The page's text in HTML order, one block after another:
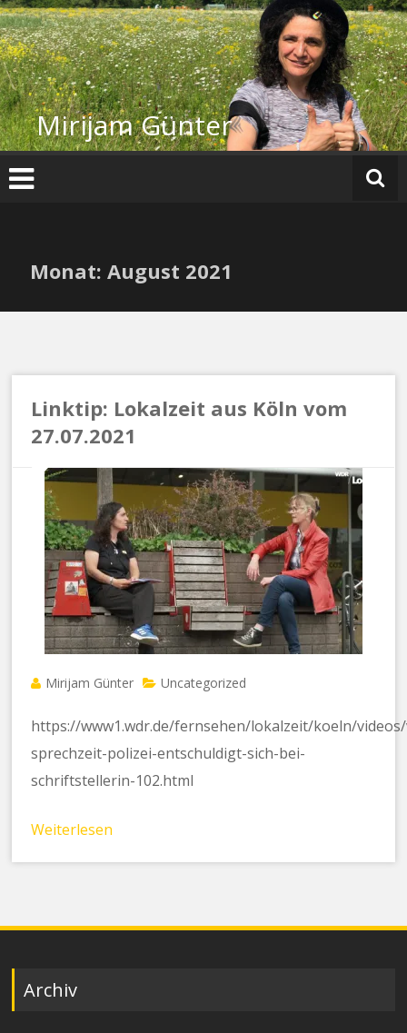
Zum
Inhalt
springen
Mirijam Günter
Monat:August 2021
Linktip: Lokalzeit aus Köln vom
27.07.2021
Mirijam Günter Uncategorized
https://www1.wdr.de/fernsehen/lokalzeit/koeln/
sprechzeit-polizei-entschuldigt-sich-bei-
schriftstellerin-102.html
Weiterlesen
Archiv